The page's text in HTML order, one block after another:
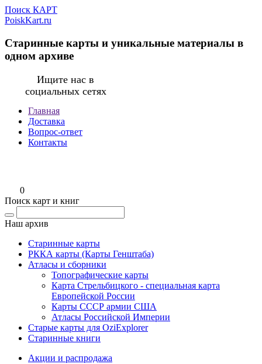
Поиск КАРТ
PoiskKart.ru
Старинные карты и уникальные материалы в
одном архиве
Ищите нас в
социальных сетях
Главная
Доставка
Вопрос-ответ
Контакты
0
Поиск карт и книг
Наш архив
Старинные карты
РККА карты (Карты Генштаба)
Атласы и сборники
Топографические карты
Карта Стрельбицкого - специальная карта
Европейской России
Карты СССР армии США
Атласы Российской Империи
Старые карты для OziExplorer
Старинные книги
Акции и распродажа